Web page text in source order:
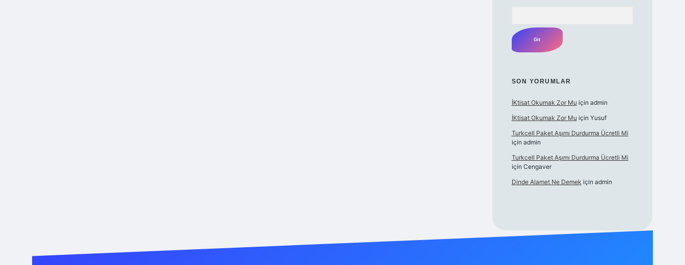
SON YORUMLAR
İKtisat Okumak Zor Mu için admin
İKtisat Okumak Zor Mu için Yusuf
Turkcell Paket Aşımı Durdurma Ücretli Mi
için admin
Turkcell Paket Aşımı Durdurma Ücretli Mi
için Cengaver
Dinde Alamet Ne Demek için admin